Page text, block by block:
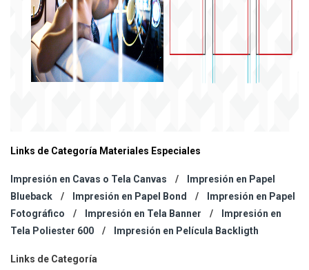
Links de Categoría Materiales Especiales
Impresión en Cavas o Tela Canvas /
Impresión en Papel
Blueback / Impresión en Papel Bond /
Impresión en Papel
Fotográfico / Impresión en Tela Banner /
Impresión en
Tela Poliester 600 / Impresión en Película Backligth
Links de Categoría